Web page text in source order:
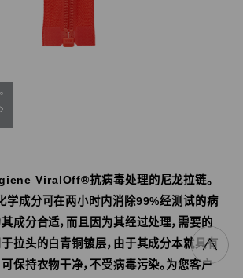
ViralOff®抗病毒处理的尼龙拉链。
学成分可在两小时内消除99%经测试的病
成分合适，而且因为其经过处理，需要的
拉头的白青铜镀层，由于其成分本就具有
保持衣物干净，不受病毒污染。为您客户